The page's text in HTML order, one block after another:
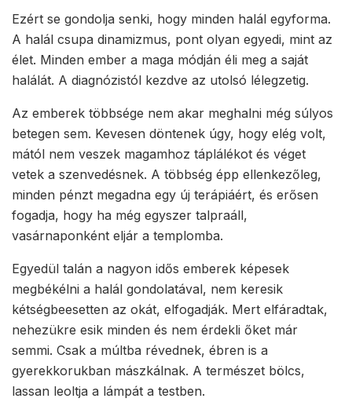
Ezért se gondolja senki, hogy minden halál egyforma.
A halál csupa dinamizmus, pont olyan egyedi, mint az
élet. Minden ember a maga módján éli meg a saját
halálát. A diagnózistól kezdve az utolsó lélegzetig.
Az emberek többsége nem akar meghalni még súlyos
betegen sem. Kevesen döntenek úgy, hogy elég volt,
mától nem veszek magamhoz táplálékot és véget
vetek a szenvedésnek. A többség épp ellenkezőleg,
minden pénzt megadna egy új terápiáért, és erősen
fogadja, hogy ha még egyszer talpraáll,
vasárnaponként eljár a templomba.
Egyedül talán a nagyon idős emberek képesek
megbékélni a halál gondolatával, nem keresik
kétségbeesetten az okát, elfogadják. Mert elfáradtak,
nehezükre esik minden és nem érdekli őket már
semmi. Csak a múltba révednek, ébren is a
gyerekkorukban mászkálnak. A természet bölcs,
lassan leoltja a lámpát a testben.